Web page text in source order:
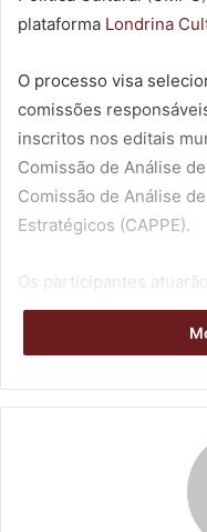
plataforma Londrina
O processo visa
comissões
inscritos nos editais
Comissão de Análise
Comissão de Análise
Estratégicos (CAPPE).
Os participantes
mandato de dois anos
Entre os requisitos
vínculo recente com
analisados nem
proponentes dos
Após o encerramento